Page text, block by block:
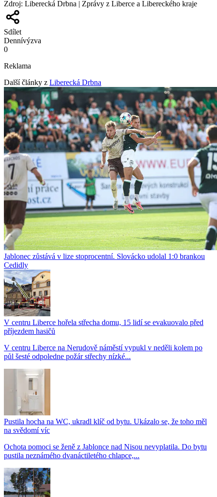
Zdroj: Liberecká Drbna | Zprávy z Liberce a Libereckého kraje
Sdílet
Dennívýzva
0
Reklama
Další články z Liberecká Drbna
Jablonec zůstává v lize stoprocentní. Slovácko udolal 1:0 brankou
Cedidly
V centru Liberce hořela střecha domu, 15 lidí se evakuovalo před
příjezdem hasičů
V centru Liberce na Nerudově náměstí vypukl v neděli kolem po
půl šesté odpoledne požár střechy nízké...
Pustila hocha na WC, ukradl klíč od bytu. Ukázalo se, že toho měl
na svědomí víc
Ochota pomoci se ženě z Jablonce nad Nisou nevyplatila. Do bytu
pustila neznámého dvanáctiletého chlapce,...